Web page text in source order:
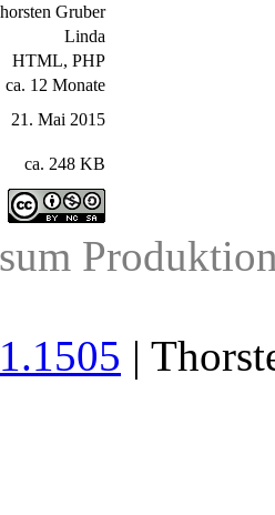
Gruber
Linda
HTML, PHP
ca. 12 Monate
21. Mai 2015
ca. 248 KB
|